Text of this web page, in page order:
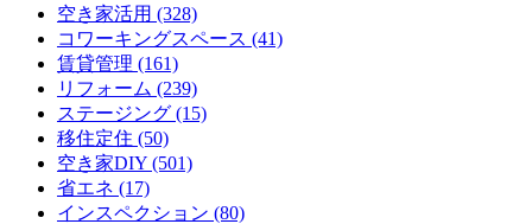
空き家活用 (328)
コワーキングスペース (41)
賃貸管理 (161)
リフォーム (239)
ステージング (15)
移住定住 (50)
空き家DIY (501)
省エネ (17)
インスペクション (80)